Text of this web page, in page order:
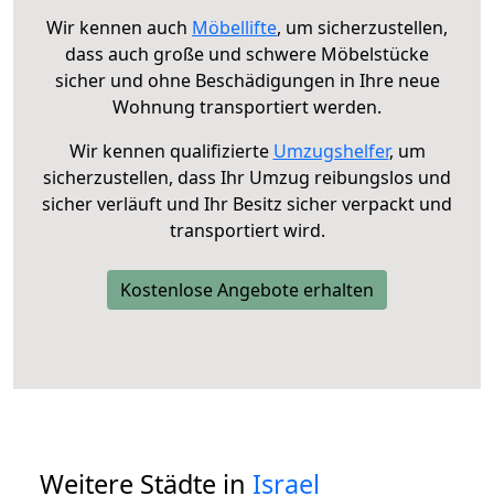
Wir kennen auch Möbellifte, um sicherzustellen,
dass auch große und schwere Möbelstücke
sicher und ohne Beschädigungen in Ihre neue
Wohnung transportiert werden.
Wir kennen qualifizierte Umzugshelfer, um
sicherzustellen, dass Ihr Umzug reibungslos und
sicher verläuft und Ihr Besitz sicher verpackt und
transportiert wird.
Kostenlose Angebote erhalten
Weitere Städte in Israel